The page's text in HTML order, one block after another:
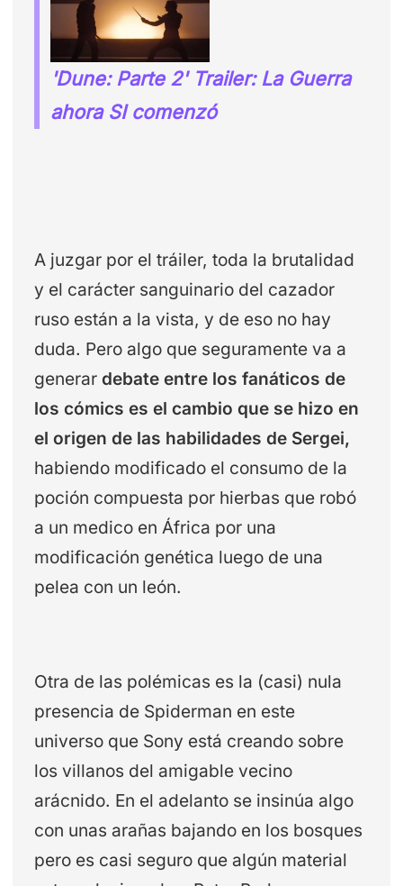
'Dune: Parte 2' Trailer: La Guerra
ahora SI comenzó
A juzgar por el tráiler, toda la brutalidad
y el carácter sanguinario del cazador
ruso están a la vista, y de eso no hay
duda. Pero algo que seguramente va a
generardebate entre los fanáticos de
los cómics es el cambio que se hizo en
el origen de las habilidades de Sergei,
habiendo modificado el consumo de la
poción compuesta por hierbas que robó
a un medico en África por una
modificación genética luego de una
pelea con un león.
Otra de las polémicas es la (casi) nula
presencia de Spiderman en este
universo que Sony está creando sobre
los villanos del amigable vecino
arácnido. En el adelanto se insinúa algo
con unas arañas bajando en los bosques
pero es casi seguro que algún material